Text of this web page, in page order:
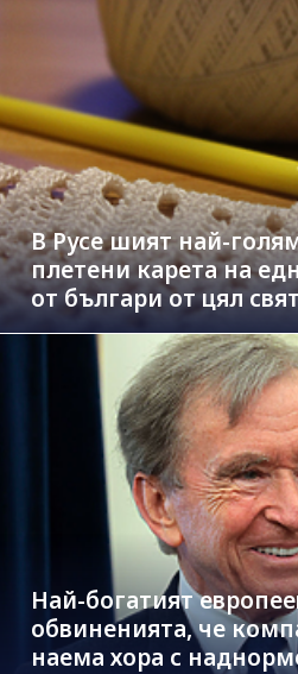
В Русе шият най-
плетени карета на
от българи от цял
Най-богатият
обвиненията, че
наема хора с